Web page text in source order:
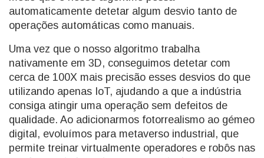
automaticamente detetar algum desvio tanto de
operações automáticas como manuais.
Uma vez que o nosso algoritmo trabalha
nativamente em 3D, conseguimos detetar com
cerca de 100X mais precisão esses desvios do que
utilizando apenas IoT, ajudando a que a indústria
consiga atingir uma operação sem defeitos de
qualidade. Ao adicionarmos fotorrealismo ao gémeo
digital, evoluímos para metaverso industrial, que
permite treinar virtualmente operadores e robôs nas